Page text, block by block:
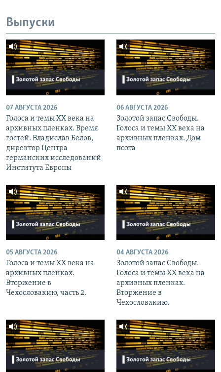
Выпуски
07 АВГУСТА 2026
Голоса и темы XX века на
архивных пленках. Время
гостей. Владислав Белов,
директор Центра
германских исследований
Института Европы
06 АВГУСТА 2026
Золотой запас Свободы.
Голоса и темы XX века на
архивных пленках. Дом
поэта
05 АВГУСТА 2026
Голоса и темы XX века на
архивных пленках.
Вторжение в
Чехословакию, часть 2.
04 АВГУСТА 2026
Золотой запас Свободы.
Голоса и темы XX века на
архивных пленках.
Вторжение в
Чехословакию.